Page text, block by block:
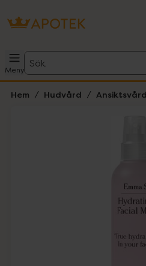
Meny
Sök
Hem Hudvård Ansiktsvård